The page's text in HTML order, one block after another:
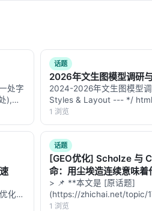
处字
),应
正
话题
2026年文生图模型调研
2024-2026年文生图模型
Styles & Layout --- */
smooth; } body { margin:
1 浏览
化版
话题
[GEO优化] Scholze 与
命：用尘埃造连续意味着
> 📌 **本文是 [原话题]
(https://zhichai.net/topic/
本**——标题改为问题驱动
1 浏览